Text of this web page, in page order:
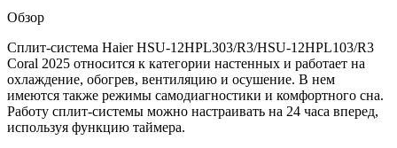
Обзор
Сплит-система Haier HSU-12HPL303/R3/HSU-12HPL103/R3
Coral 2025 относится к категории настенных и работает на
охлаждение, обогрев, вентиляцию и осушение. В нем
имеются также режимы самодиагностики и комфортного сна.
Работу сплит-системы можно настраивать на 24 часа вперед,
используя функцию таймера.